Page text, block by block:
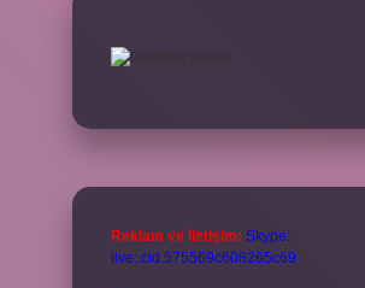
Reklam ve İletişim: Skype:
live:.cid.575569c608265c69